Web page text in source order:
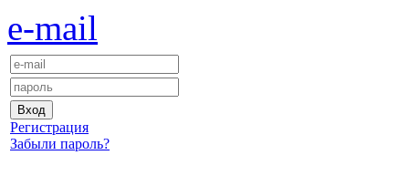
e-mail
Регистрация
Забыли пароль?